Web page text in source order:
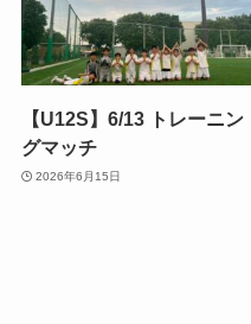
【U12S】6/13 トレーニン
グマッチ
2026年6月15日